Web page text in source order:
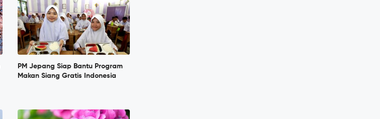
PM Jepang Siap Bantu Program
Makan Siang Gratis Indonesia